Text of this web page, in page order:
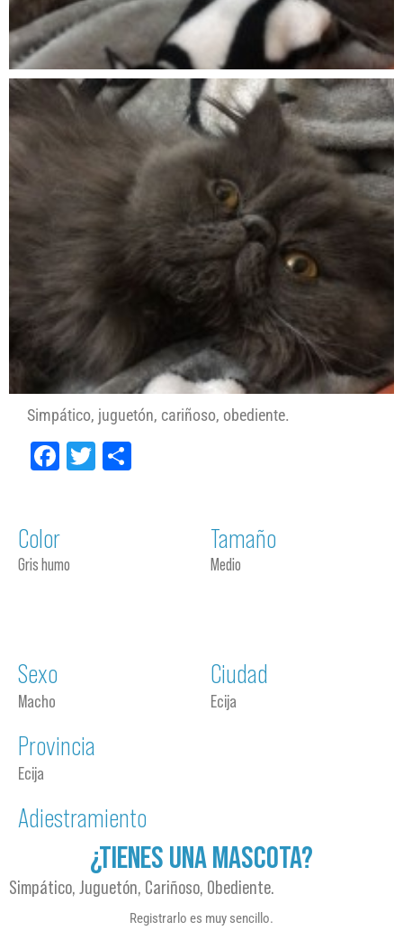
Simpático, juguetón, cariñoso, obediente.
Facebook
Twitter
Color
Gris humo
Tamaño
Medio
Sexo
Macho
Ciudad
Ecija
Provincia
Ecija
Adiestramiento
¿TIENES UNA MASCOTA?
Simpático, Juguetón, Cariñoso, Obediente.
Registrarlo es muy sencillo.